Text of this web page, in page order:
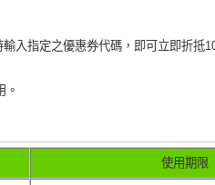
入指定之優惠券代碼，即可立即折抵
。
使用期限